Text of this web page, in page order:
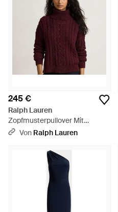
245 €
Ralph Lauren
Zopfmusterpullover Mit
Rollkragen - Rot
Von Ralph Lauren